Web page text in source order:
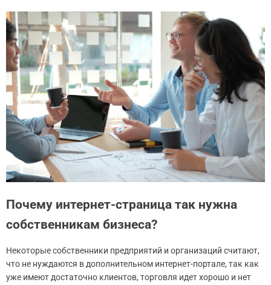
Почему интернет-страница так нужна
собственникам бизнеса?
Некоторые собственники предприятий и организаций считают,
что не нуждаются в дополнительном интернет-портале, так как
уже имеют достаточно клиентов, торговля идет хорошо и нет